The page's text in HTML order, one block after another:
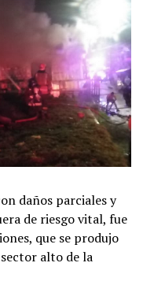
daños parciales y
de riesgo vital, fue
que se produjo
alto de la